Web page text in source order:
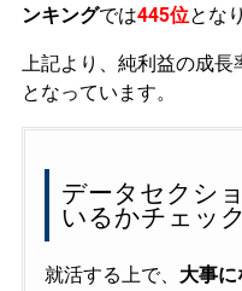
ンキングでは445位とな
上記より、純利益の成長
となっています。
データセクシ
いるかチェッ
就活する上で、 大事